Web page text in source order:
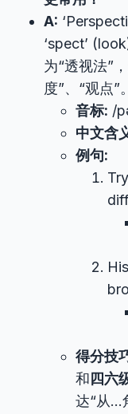
A:
‘spect’
为“透视法”
度”、“观点”。
音标: /
中文含
例句:
得分技
和 四六
达“从…